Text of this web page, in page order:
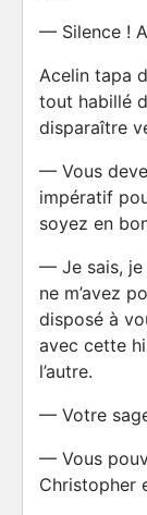
— Silence !
Acelin tapa
tout habillé
disparaître
— Vous
impératif
soyez en
— Je sais, je
ne m’avez
disposé à
avec cette
l’autre.
— Votre
— Vous
Christopher